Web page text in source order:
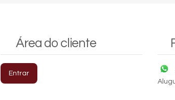
Área do cliente
Entrar